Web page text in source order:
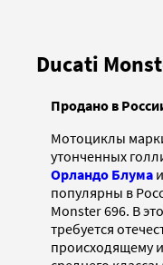
Ducati
Продано в
Мотоциклы
утонченных
Орландо Блума
популярны в
Monster 696. В
требуется
происходящему